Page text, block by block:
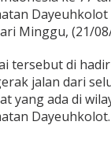
e
Minggu, (21/
tersebut di
jalan dari
yang ada di
Dayeuhkolot.